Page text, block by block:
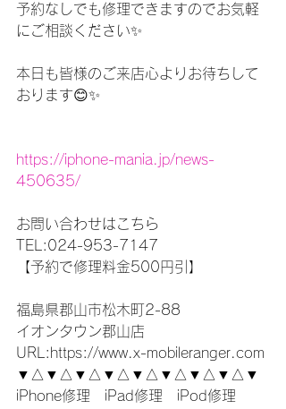
予約なしでも修理できますのでお気軽
にご相談ください✨
本日も皆様のご来店心よりお待ちして
おります😊✨
https://iphone-mania.jp/news-
450635/
お問い合わせはこちら
TEL:024-953-7147
【予約で修理料金500円引】
福島県郡山市松木町2-88
イオンタウン郡山店
URL:https://www.x-mobileranger.com
▼△▼△▼△▼△▼△▼△▼△▼△▼
iPhone修理　iPad修理　iPod修理